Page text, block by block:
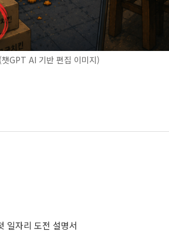
GPT AI 기반 편집 이미지)
일자리 도전 설명서